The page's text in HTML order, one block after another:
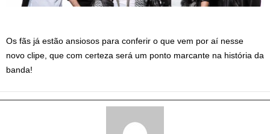
Os fãs já estão ansiosos para conferir o que vem por aí nesse
novo clipe, que com certeza será um ponto marcante na história da
banda!